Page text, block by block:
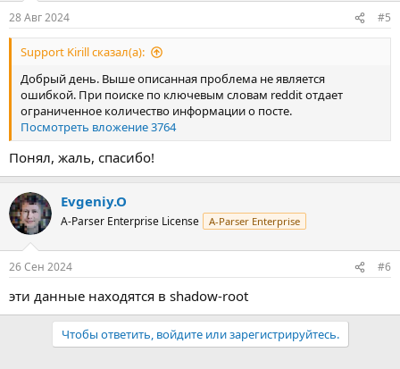
28 Авг 2024 #5
Support Kirill сказал(а):
Добрый день. Выше описанная проблема не является
ошибкой. При поиске по ключевым словам reddit отдает
ограниченное количество информации о посте.
Посмотреть вложение 3764
Понял, жаль, спасибо!
Evgeniy.O
A-Parser Enterprise License A-Parser Enterprise
26 Сен 2024 #6
эти данные находятся в shadow-root
Чтобы ответить, войдите или зарегистрируйтесь.